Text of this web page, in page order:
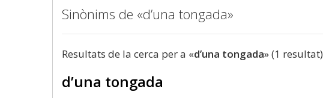
Sinònims de «d’una tongada»
Resultats de la cerca per a «d’una tongada» (1 resultat)
d’una tongada